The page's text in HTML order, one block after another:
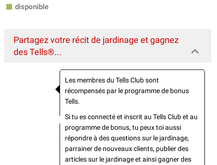
disponible
Partagez votre récit de jardinage et gagnez
des Tells®...
Les membres du Tells Club sont
récompensés par le programme de bonus
Tells.
Si tu es connecté et inscrit au Tells Club et au
programme de bonus, tu peux toi aussi
répondre à des questions sur le jardinage,
parrainer de nouveaux clients, publier des
articles sur le jardinage et ainsi gagner des